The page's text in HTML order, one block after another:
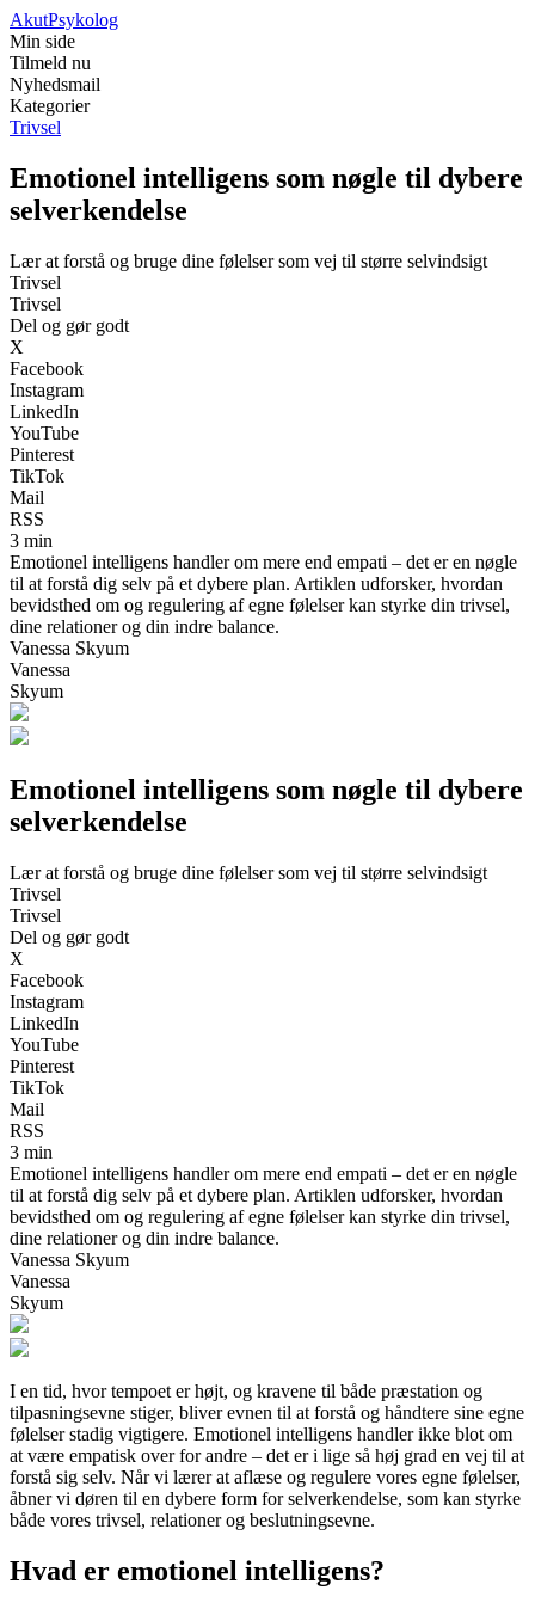
AkutPsykolog
Min side
Tilmeld nu
Nyhedsmail
Kategorier
Trivsel
Emotionel intelligens som nøgle til dybere
selverkendelse
Lær at forstå og bruge dine følelser som vej til større selvindsigt
Trivsel
Trivsel
Del og gør godt
X
Facebook
Instagram
LinkedIn
YouTube
Pinterest
TikTok
Mail
RSS
3 min
Emotionel intelligens handler om mere end empati – det er en nøgle
til at forstå dig selv på et dybere plan. Artiklen udforsker, hvordan
bevidsthed om og regulering af egne følelser kan styrke din trivsel,
dine relationer og din indre balance.
Vanessa Skyum
Vanessa
Skyum
Emotionel intelligens som nøgle til dybere
selverkendelse
Lær at forstå og bruge dine følelser som vej til større selvindsigt
Trivsel
Trivsel
Del og gør godt
X
Facebook
Instagram
LinkedIn
YouTube
Pinterest
TikTok
Mail
RSS
3 min
Emotionel intelligens handler om mere end empati – det er en nøgle
til at forstå dig selv på et dybere plan. Artiklen udforsker, hvordan
bevidsthed om og regulering af egne følelser kan styrke din trivsel,
dine relationer og din indre balance.
Vanessa Skyum
Vanessa
Skyum
I en tid, hvor tempoet er højt, og kravene til både præstation og
tilpasningsevne stiger, bliver evnen til at forstå og håndtere sine egne
følelser stadig vigtigere. Emotionel intelligens handler ikke blot om
at være empatisk over for andre – det er i lige så høj grad en vej til at
forstå sig selv. Når vi lærer at aflæse og regulere vores egne følelser,
åbner vi døren til en dybere form for selverkendelse, som kan styrke
både vores trivsel, relationer og beslutningsevne.
Hvad er emotionel intelligens?